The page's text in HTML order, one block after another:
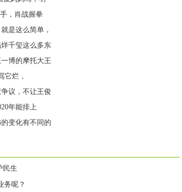
，肖战握拳
是这么简单，
千玺这么多东
博的摩托大王
它烂，
议，不让王俊
年能排上
的变化有不同的
民生
务呢？